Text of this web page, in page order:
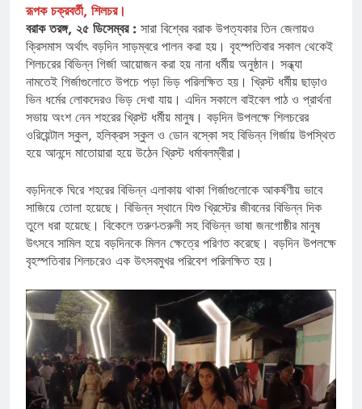
রূপক চক্রবর্তী, শিলচর।
বরাক তরঙ্গ, ২৫ ডিসেম্বর : সারা বিশ্বের বরাক উপত্যকার তিন জেলায়ও
ক্রিসমাস অর্থাৎ বড়দিন সাড়ম্বরে পালন করা হয়। বৃহস্পতিবার সকাল থেকেই
শিলচরের বিভিন্ন গির্জা আয়োজন করা হয় নানা ধর্মীয় অনুষ্ঠান। সন্ধ্যা
নামতেই গির্জাগুলোতে উপচে পড়া ভিড় পরিলক্ষিত হয়। খ্রিস্ট ধর্মীয় ছাড়াও
ভিন ধর্মের লোকদেরও ভিড় দেখা যায়। এদিন সকালে বাইবেল পাঠ ও প্রার্থনা
সভায় অংশ নেন শহরের খ্রিস্ট ধর্মীয় মানুষ। বড়দিন উপলক্ষে শিলচরের
ওরিয়েন্টাল স্কুল, হলিক্রস স্কুল ও ডোন বস্কো সহ বিভিন্ন গির্জায় উপস্থিত
হয়ে আনন্দে মাতোয়ারা হয়ে উঠেন খ্রিস্ট ধর্মাবলম্বীরা।
বড়দিনকে ঘিরে শহরের বিভিন্ন এলাকায় থাকা গির্জাগুলোকে আকর্ষণীয় ভাবে
সাজিয়ে তোলা হয়েছে। বিভিন্ন স্থানে যিশু খ্রিস্টের জীবনের বিভিন্ন দিক
তুলে ধরা হয়েছে। বিকেলে তরুণ-তরুনী সহ বিভিন্ন ভাষা জনগোষ্ঠীর মানুষ
উৎসবে সামিল হয়ে বড়দিনকে মিলন ক্ষেত্রে পরিণত করেছে। বড়দিন উপলক্ষে
বৃহস্পতিবার শিলচরেও এক উৎসবমুখর পরিবেশ পরিলক্ষিত হয়।